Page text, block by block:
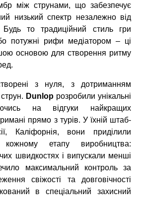
між струнами, що забезпечує
низький спектр незалежно від
Будь то традиційний стиль гри
потужні рифи медіатором – ці
основою для створення ритму
з нуля, з дотриманням
Dunlop розробили унікальні
на відгуки найкращих
прямо з турів. У їхній штаб-
Каліфорнія, вони приділили
етапу виробництва:
швидкостях і випускали менші
максимальний контроль за
свіжості та довговічності
в спеціальний захисний